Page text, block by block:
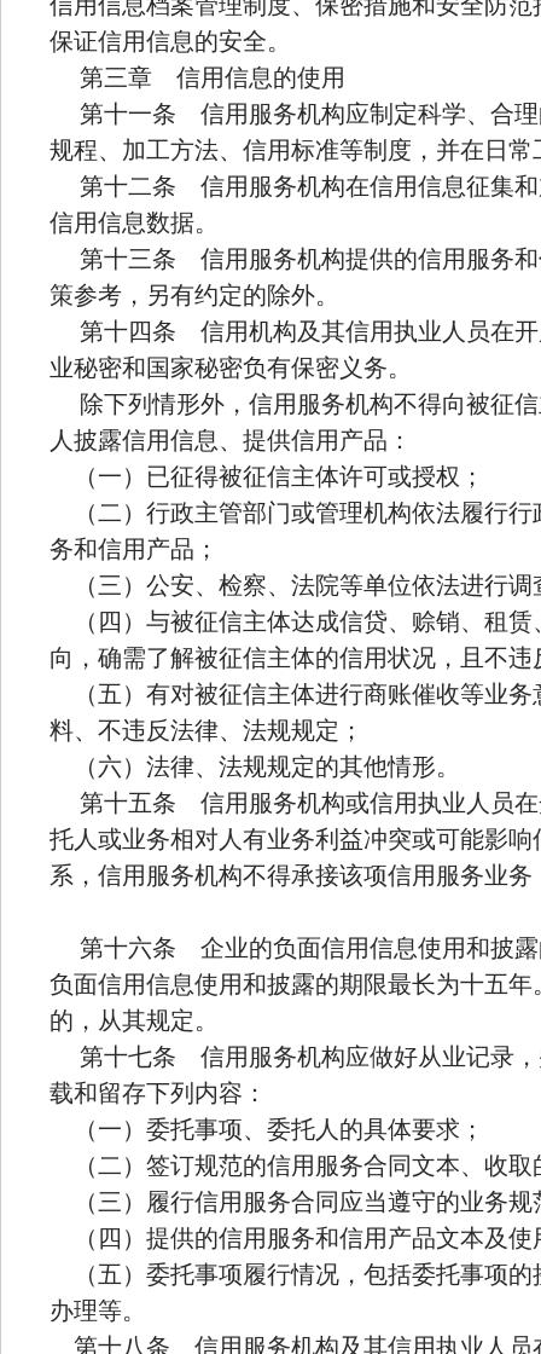
保证信用信息的安全。
第三章 信用信息的使用
第十一条 信用服务机构应制定科学、合理
规程、加工方法、信用标准等制度，并在日
第十二条 信用服务机构在信用信息征集和
信用信息数据。
第十三条 信用服务机构提供的信用服务和
策参考，另有约定的除外。
第十四条 信用机构及其信用执业人员在开
业秘密和国家秘密负有保密义务。
除下列情形外，信用服务机构不得向被征
人披露信用信息、提供信用产品：
（一）已征得被征信主体许可或授权；
（二）行政主管部门或管理机构依法履行行
务和信用产品；
（三）公安、检察、法院等单位依法进行调
（四）与被征信主体达成信贷、赊销、租赁
向，确需了解被征信主体的信用状况，且不
（五）有对被征信主体进行商账催收等业务
料、不违反法律、法规规定；
（六）法律、法规规定的其他情形。
第十五条 信用服务机构或信用执业人员在
托人或业务相对人有业务利益冲突或可能影
系，信用服务机构不得承接该项信用服务业
第十六条 企业的负面信用信息使用和披露
负面信用信息使用和披露的期限最长为十五
的，从其规定。
第十七条 信用服务机构应做好从业记录，
载和留存下列内容：
（一）委托事项、委托人的具体要求；
（二）签订规范的信用服务合同文本、收取
（三）履行信用服务合同应当遵守的业务规
（四）提供的信用服务和信用产品文本及使
（五）委托事项履行情况，包括委托事项的
办理等。
第十八条 信用服务机构及其信用执业人员